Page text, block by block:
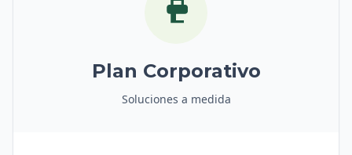
Plan Corporativo
Soluciones a medida